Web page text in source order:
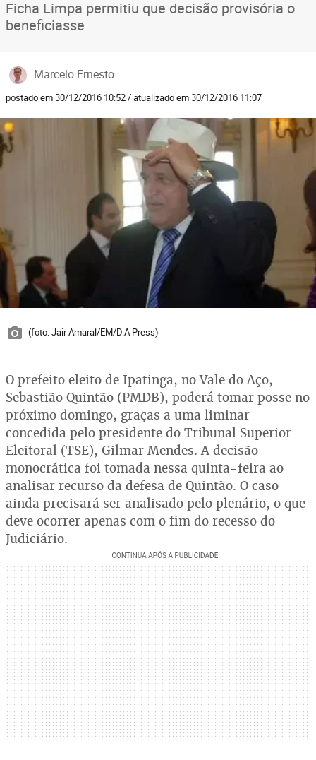
Ficha Limpa permitiu que decisão provisória o
beneficiasse
Marcelo Ernesto
postado em 30/12/2016 10:52 / atualizado em 30/12/2016 11:07
(foto: Jair Amaral/EM/D.A Press)
O prefeito eleito de Ipatinga, no Vale do Aço,
Sebastião Quintão (PMDB), poderá tomar posse no
próximo domingo, graças a uma liminar
concedida pelo presidente do Tribunal Superior
Eleitoral (TSE), Gilmar Mendes. A decisão
monocrática foi tomada nessa quinta-feira ao
analisar recurso da defesa de Quintão. O caso
ainda precisará ser analisado pelo plenário, o que
deve ocorrer apenas com o fim do recesso do
Judiciário.